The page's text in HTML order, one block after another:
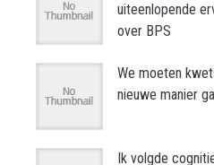
uiteenlopende
over BPS
We moeten
nieuwe manier
Ik volgde